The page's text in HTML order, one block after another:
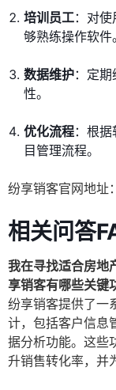
培训员工：对
够熟练操作软件。
数据维护：定
性。
优化流程：根
目管理流程。
纷享销客官网地址：
相关问答
我在寻找适合房地
享销客有哪些关键
纷享销客提供了一
计，包括客户信息
据分析功能。这些
升销售转化率，并